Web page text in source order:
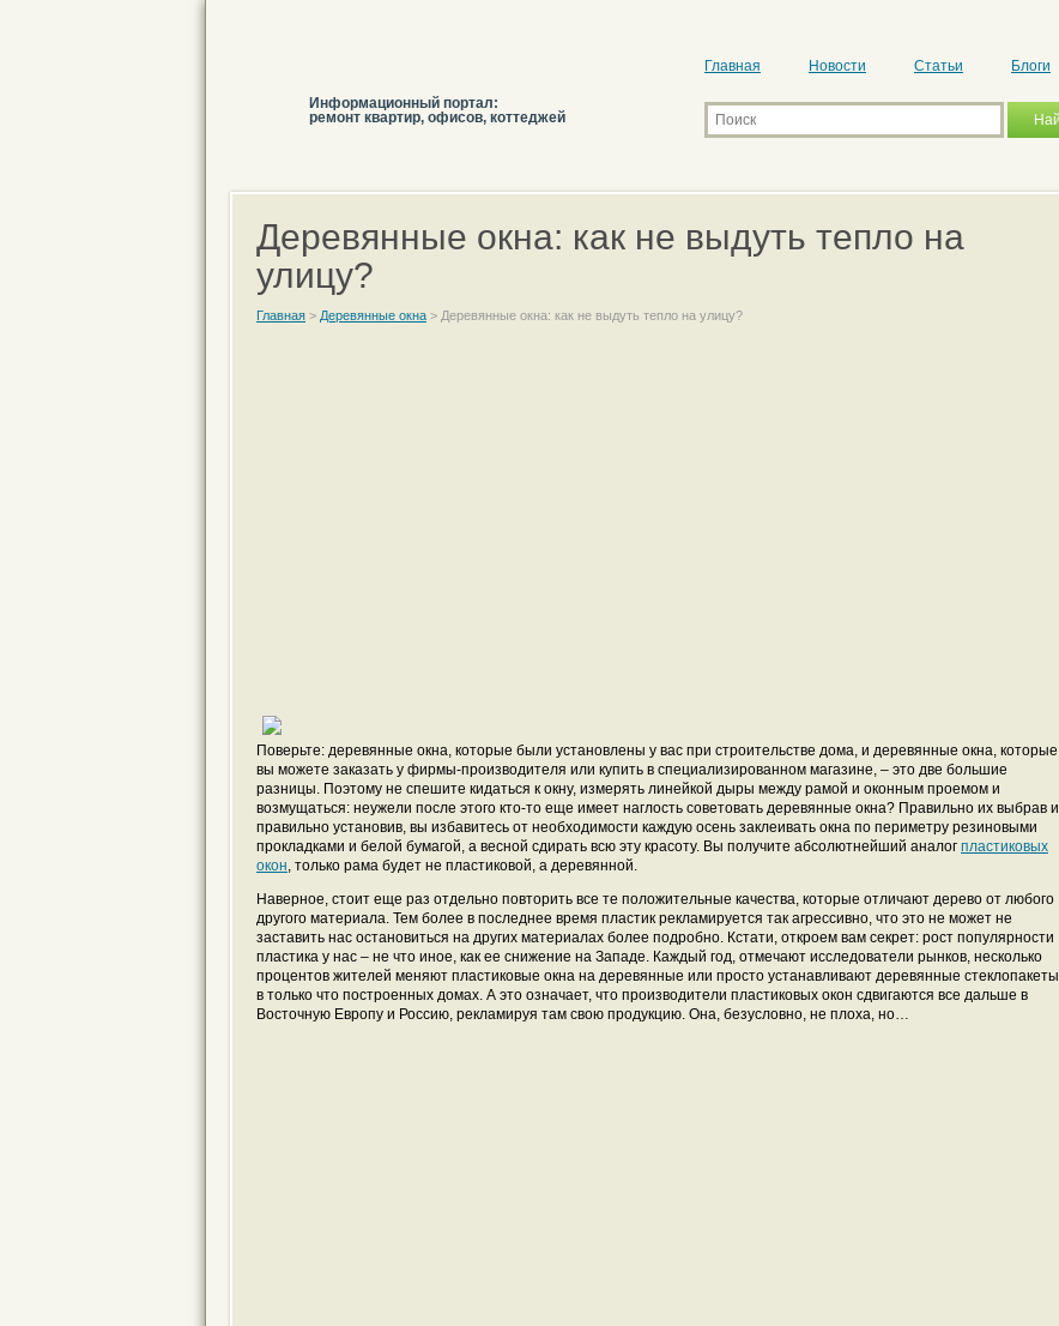
Информационный портал:
ремонт квартир, офисов, коттеджей
Главная Новости Статьи Блоги
Деревянные окна: как не выдуть тепло на
улицу?
Главная > Деревянные окна > Деревянные окна: как не выдуть тепло на улицу?
Поверьте: деревянные окна, которые были установлены у вас при строительстве дома, и деревянные окна, которые
вы можете заказать у фирмы-производителя или купить в специализированном магазине, – это две большие
разницы. Поэтому не спешите кидаться к окну, измерять линейкой дыры между рамой и оконным проемом и
возмущаться: неужели после этого кто-то еще имеет наглость советовать деревянные окна? Правильно их выбрав и
правильно установив, вы избавитесь от необходимости каждую осень заклеивать окна по периметру резиновыми
прокладками и белой бумагой, а весной сдирать всю эту красоту. Вы получите абсолютнейший аналог пластиковых
окон, только рама будет не пластиковой, а деревянной.
Наверное, стоит еще раз отдельно повторить все те положительные качества, которые отличают дерево от любого
другого материала. Тем более в последнее время пластик рекламируется так агрессивно, что это не может не
заставить нас остановиться на других материалах более подробно. Кстати, откроем вам секрет: рост популярности
пластика у нас – не что иное, как ее снижение на Западе. Каждый год, отмечают исследователи рынков, несколько
процентов жителей меняют пластиковые окна на деревянные или просто устанавливают деревянные стеклопакеты
в только что построенных домах. А это означает, что производители пластиковых окон сдвигаются все дальше в
Восточную Европу и Россию, рекламируя там свою продукцию. Она, безусловно, не плоха, но…